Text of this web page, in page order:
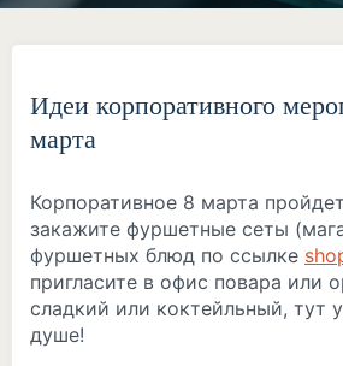
Идеи корпоративного
марта
Корпоративное 8 марта
закажите фуршетные сеты
фуршетных блюд по ссылке
пригласите в офис повара или
сладкий или коктейльный, тут
душе!